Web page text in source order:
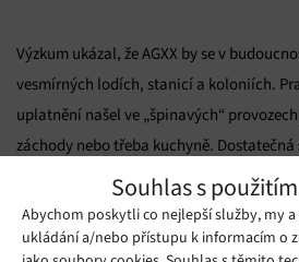
Souhlas s
Abychom poskytli co nejlepší služby, my
ukládání a/nebo přístupu k informacím o
Výzkum ukázal, že AGXX by se v
vesmírných lodích, stanicí a koloniích.
uplatnění našel ve „špinavých“
záchody nebo třeba kuchyně.
být zásadním předpokladem pro
další vesmírné mise.